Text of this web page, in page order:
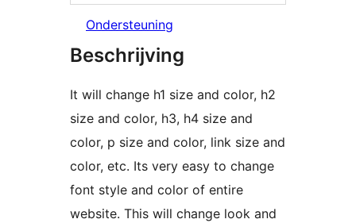
Ondersteuning
Beschrijving
It will change h1 size and color, h2
size and color, h3, h4 size and
color, p size and color, link size and
color, etc. Its very easy to change
font style and color of entire
website. This will change look and